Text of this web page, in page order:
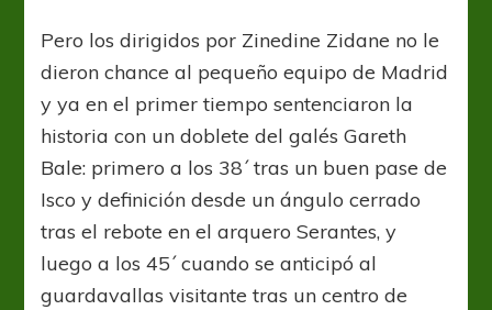
Pero los dirigidos por Zinedine Zidane no le
dieron chance al pequeño equipo de Madrid
y ya en el primer tiempo sentenciaron la
historia con un doblete del galés Gareth
Bale: primero a los 38´ tras un buen pase de
Isco y definición desde un ángulo cerrado
tras el rebote en el arquero Serantes, y
luego a los 45´ cuando se anticipó al
guardavallas visitante tras un centro de